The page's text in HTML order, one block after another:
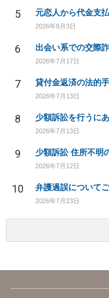
5 元恋人から代金支
2026年8月3日
6 出会い系での交際
2026年7月17日
7 貸付金返済の法的
2026年7月13日
8 少額訴訟を行うに
2026年7月13日
9 少額訴訟 住所不明
2026年7月12日
10
2026年7月23日